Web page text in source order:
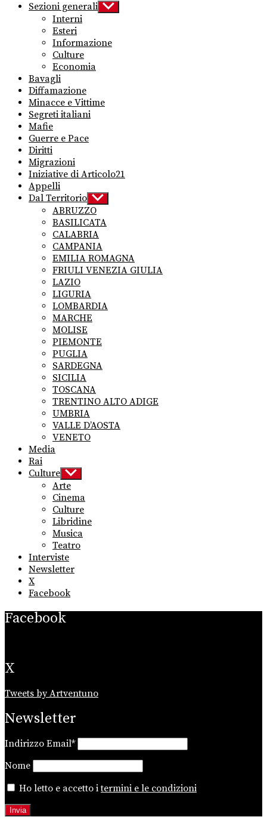
Sezioni generali Show
sub
Interni
Esteri
Informazione
Culture
Economia
Bavagli
Diffamazione
Minacce e Vittime
Segreti italiani
Mafie
Guerre e Pace
Diritti
Migrazioni
Iniziative di Articolo21
Appelli
Dal Territorio Show
sub
menu
ABRUZZO
BASILICATA
CALABRIA
CAMPANIA
EMILIA ROMAGNA
FRIULI VENEZIA GIULIA
LAZIO
LIGURIA
LOMBARDIA
MARCHE
MOLISE
PIEMONTE
PUGLIA
SARDEGNA
SICILIA
TOSCANA
TRENTINO ALTO ADIGE
UMBRIA
VALLE D’AOSTA
VENETO
Media
Rai
Culture Show
sub
menu
Arte
Cinema
Culture
Libridine
Musica
Teatro
Interviste
Newsletter
X
Facebook
Facebook
X
Tweets by Artventuno
Newsletter
Indirizzo Email*
Nome
Ho letto e accetto itermini e le condizioni